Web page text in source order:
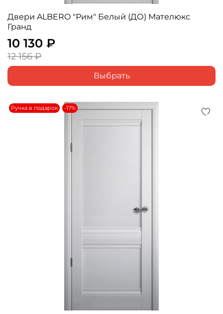
Двери ALBERO "Рим" Белый (ДО) Мателюкс
Гранд
10 130 ₽
12 156 ₽
Выбрать
Ручка в подарок -17%